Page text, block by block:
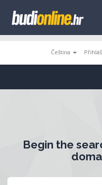
Čeština
Begin the